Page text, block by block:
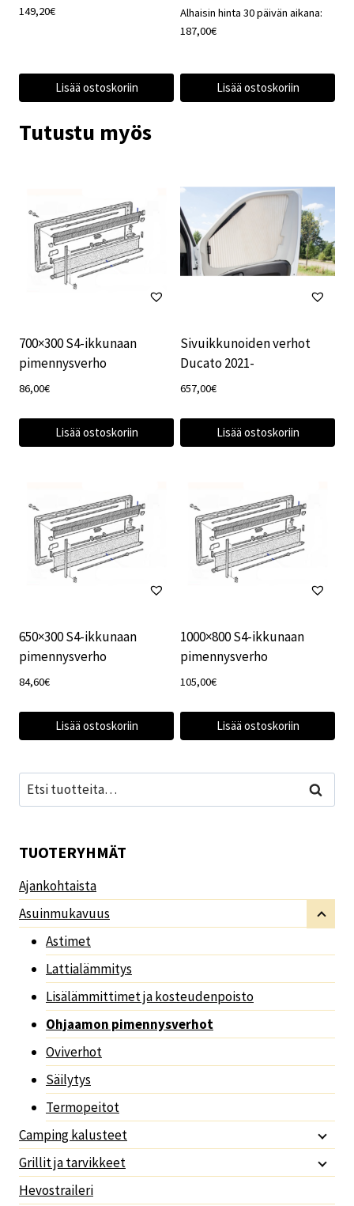
149,20€
Lisää ostoskoriin
Alhaisin hinta 30 päivän aikana:
187,00€
Lisää ostoskoriin
Tutustu myös
700×300 S4-ikkunaan
pimennysverho
86,00€
Lisää ostoskoriin
Sivuikkunoiden verhot
Ducato 2021-
657,00€
Lisää ostoskoriin
650×300 S4-ikkunaan
pimennysverho
84,60€
Lisää ostoskoriin
1000×800 S4-ikkunaan
pimennysverho
105,00€
Lisää ostoskoriin
Etsi: Haku
TUOTERYHMÄT
Ajankohtaista
Asuinmukavuus
Astimet
Lattialämmitys
Lisälämmittimet ja kosteudenpoisto
Ohjaamon pimennysverhot
Oviverhot
Säilytys
Termopeitot
Camping kalusteet
Grillit ja tarvikkeet
Hevostraileri